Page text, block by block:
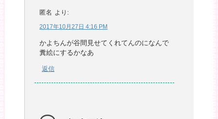
匿名 より:
2017年10月27日 4:16 PM
かよちんが谷間見せてくれてんのになんで
糞絵にするかなあ
返信